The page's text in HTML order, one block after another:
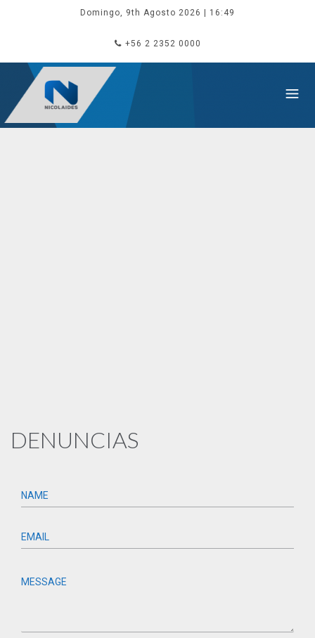
Domingo, 9th Agosto 2026 | 16:49
+56 2 2352 0000
DENUNCIAS